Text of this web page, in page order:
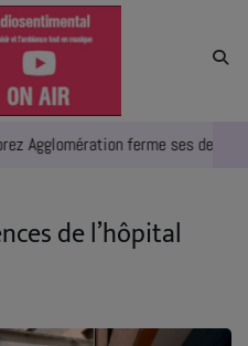
Agglomération ferme ses deux
de l’hôpital